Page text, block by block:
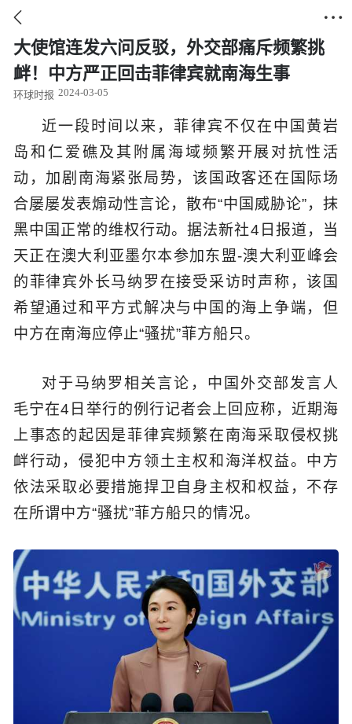
 
大使馆连发六问反驳，外交部痛斥频繁挑
衅！中方严正回击菲律宾就南海生事
环球时报 2024-03-05
近一段时间以来，菲律宾不仅在中国黄岩
岛和仁爱礁及其附属海域频繁开展对抗性活
动，加剧南海紧张局势，该国政客还在国际场
合屡屡发表煽动性言论，散布“中国威胁论”，抹
黑中国正常的维权行动。据法新社4日报道，当
天正在澳大利亚墨尔本参加东盟-澳大利亚峰会
的菲律宾外长马纳罗在接受采访时声称，该国
希望通过和平方式解决与中国的海上争端，但
中方在南海应停止“骚扰”菲方船只。
对于马纳罗相关言论，中国外交部发言人
毛宁在4日举行的例行记者会上回应称，近期海
上事态的起因是菲律宾频繁在南海采取侵权挑
衅行动，侵犯中方领土主权和海洋权益。中方
依法采取必要措施捍卫自身主权和权益，不存
在所谓中方“骚扰”菲方船只的情况。